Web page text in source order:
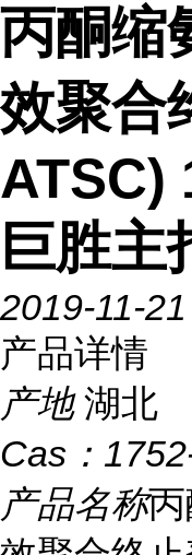
丙酮缩
效聚合
ATSC)
巨胜主
2019-11-21
产品详情
产地 湖北
Cas：
产品名称